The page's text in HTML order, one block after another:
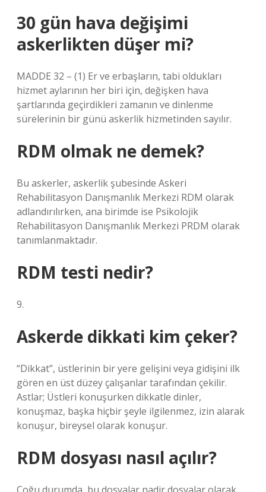
30 gün hava değişimi
askerlikten düşer mi?
MADDE 32 – (1) Er ve erbaşların, tabi oldukları
hizmet aylarının her biri için, değişken hava
şartlarında geçirdikleri zamanın ve dinlenme
sürelerinin bir günü askerlik hizmetinden sayılır.
RDM olmak ne demek?
Bu askerler, askerlik şubesinde Askeri
Rehabilitasyon Danışmanlık Merkezi RDM olarak
adlandırılırken, ana birimde ise Psikolojik
Rehabilitasyon Danışmanlık Merkezi PRDM olarak
tanımlanmaktadır.
RDM testi nedir?
9.
Askerde dikkati kim çeker?
“Dikkat”, üstlerinin bir yere gelişini veya gidişini ilk
gören en üst düzey çalışanlar tarafından çekilir.
Astlar; Üstleri konuşurken dikkatle dinler,
konuşmaz, başka hiçbir şeyle ilgilenmez, izin alarak
konuşur, bireysel olarak konuşur.
RDM dosyası nasıl açılır?